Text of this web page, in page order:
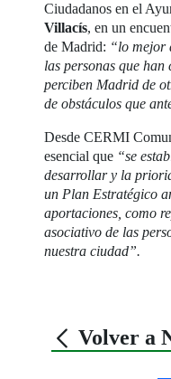
Ciudadanos en el
Villacís, en un
de Madrid: “lo mejor
las personas que han
perciben Madrid de
de obstáculos que
Desde CERMI
esencial que “se
desarrollar y la
un Plan Estratégico
aportaciones, como
asociativo de las
nuestra ciudad”.
Volver a